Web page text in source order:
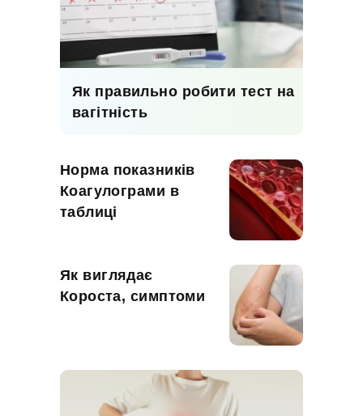
Як правильно робити тест на
вагітність
Норма показників
Коагулограми в
таблиці
Як виглядає
Короста, симптоми